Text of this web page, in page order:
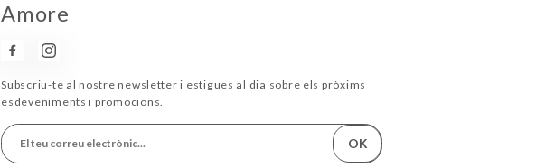
Amore
Subscriu-te al nostre newsletter i estigues al dia sobre els pròxims
esdeveniments i promocions.
OK